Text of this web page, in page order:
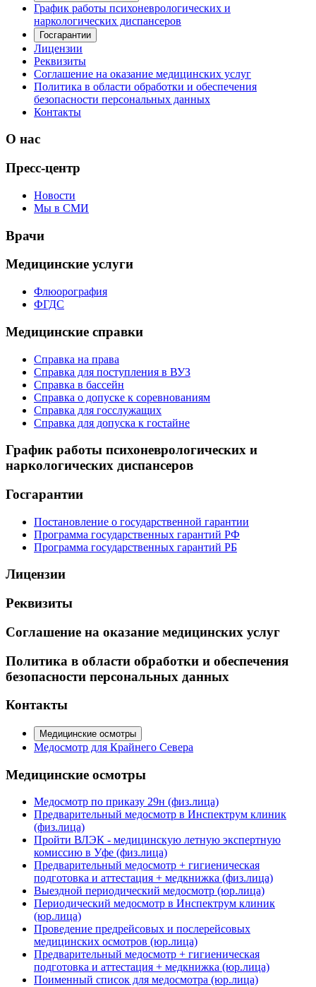
График работы психоневрологических и
наркологических диспансеров
Госгарантии
Лицензии
Реквизиты
Соглашение на оказание медицинских услуг
Политика в области обработки и обеспечения
безопасности персональных данных
Контакты
О нас
Пресс-центр
Новости
Мы в СМИ
Врачи
Медицинские услуги
Флюорография
ФГДС
Медицинские справки
Справка на права
Справка для поступления в ВУЗ
Справка в бассейн
Справка о допуске к соревнованиям
Справка для госслужащих
Справка для допуска к гостайне
График работы психоневрологических и
наркологических диспансеров
Госгарантии
Постановление о государственной гарантии
Программа государственных гарантий РФ
Программа государственных гарантий РБ
Лицензии
Реквизиты
Соглашение на оказание медицинских услуг
Политика в области обработки и обеспечения
безопасности персональных данных
Контакты
Медицинские осмотры
Медосмотр для Крайнего Севера
Медицинские осмотры
Медосмотр по приказу 29н (физ.лица)
Предварительный медосмотр в Инспектрум клиник
(физ.лица)
Пройти ВЛЭК - медицинскую летную экспертную
комиссию в Уфе (физ.лица)
Предварительный медосмотр + гигиеническая
подготовка и аттестация + медкнижка (физ.лица)
Выездной периодический медосмотр (юр.лица)
Периодический медосмотр в Инспектрум клиник
(юр.лица)
Проведение предрейсовых и послерейсовых
медицинских осмотров (юр.лица)
Предварительный медосмотр + гигиеническая
подготовка и аттестация + медкнижка (юр.лица)
Поименный список для медосмотра (юр.лица)